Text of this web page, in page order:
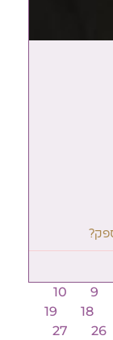
9
10
18
19
26
27